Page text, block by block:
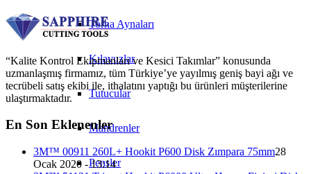
Torna Aynaları
Kılavuzlar
Tutucular
Mandrenler
Pensler
“Kalite Kontrol Ekipmanları ve Kesici Takımlar” konusunda
uzmanlaşmış firmamız, tüm Türkiye’ye yayılmış geniş bayi ağı ve
tecrübeli satış ekibi ile, ithalatını yaptığı bu ürünleri müşterilerine
ulaştırmaktadır.
En Son Eklenenler
3M™ 00911 260L+ Hookit P600 Disk Zımpara 75mm28
Ocak 2020 - 13:14